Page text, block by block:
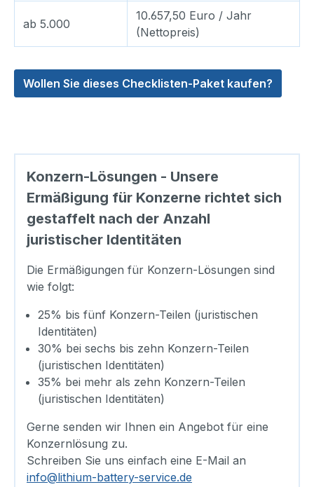
ab 5.000
10.657,50 Euro / Jahr
(Nettopreis)
Wollen Sie dieses Checklisten-Paket kaufen?
Konzern-Lösungen - Unsere
Ermäßigung für Konzerne richtet sich
gestaffelt nach der Anzahl
juristischer Identitäten
Die Ermäßigungen für Konzern-Lösungen sind
wie folgt:
25% bis fünf Konzern-Teilen (juristischen
Identitäten)
30% bei sechs bis zehn Konzern-Teilen
(juristischen Identitäten)
35% bei mehr als zehn Konzern-Teilen
(juristischen Identitäten)
Gerne senden wir Ihnen ein Angebot für eine
Konzernlösung zu.
Schreiben Sie uns einfach eine E-Mail an
info@lithium-battery-service.de